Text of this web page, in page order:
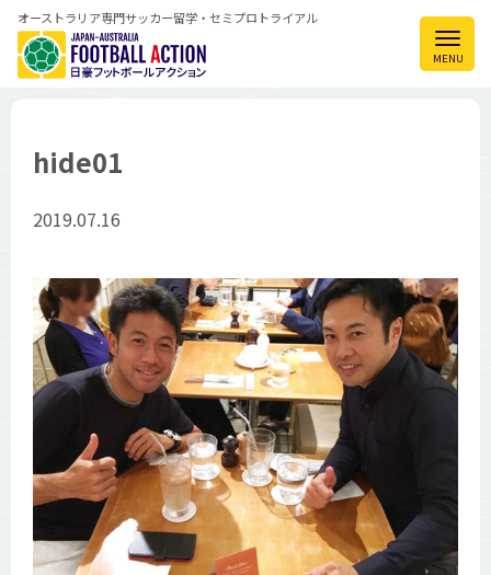
オーストラリア専門サッカー留学・セミプロトライアル
hide01
2019.07.16